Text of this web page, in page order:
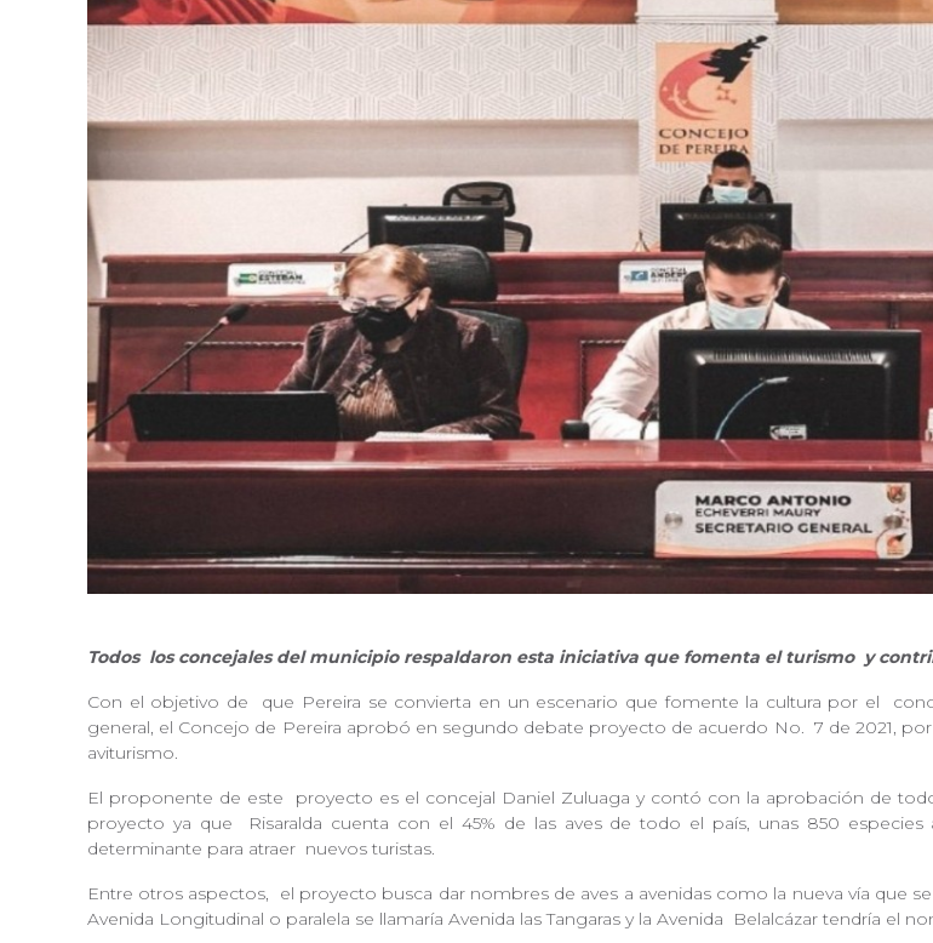
Todos los concejales del municipio respaldaron esta iniciativa que fomenta el turismo y
Con el objetivo de que Pereira se convierta en un escenario que fomente la cultura por el
general, el Concejo de Pereira aprobó en segundo debate proyecto de acuerdo No. 7 de 2021,
aviturismo.
El proponente de este proyecto es el concejal Daniel Zuluaga y contó con la aprobación de
proyecto ya que
Risaralda cuenta con el 45% de las aves de todo el país, unas 850 especies
determinante para atraer nuevos turistas.
Entre otros aspectos, el proyecto busca dar nombres de aves a avenidas como la nueva vía que se
Avenida Longitudinal o paralela se llamaría Avenida las Tangaras y la Avenida
Belalcázar tendría el